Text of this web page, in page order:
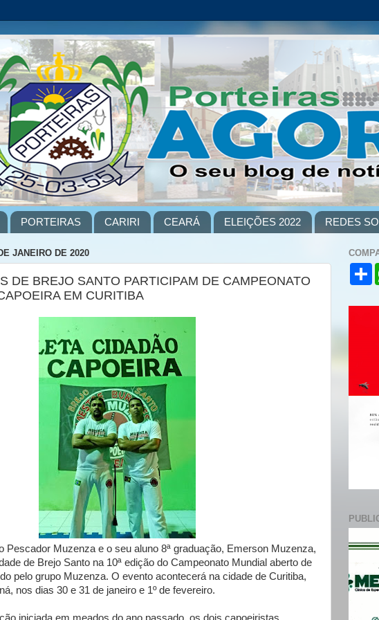
PORTEIRAS CARIRI CEARÁ ELEIÇÕES 2022 REDES
JANEIRO DE 2020
DE BREJO SANTO PARTICIPAM DE CAMPEONATO
EM CURITIBA
Pescador Muzenza e o seu aluno 8ª graduação, Emerson Muzenza,
de Brejo Santo na 10ª edição do Campeonato Mundial aberto de
pelo grupo Muzenza. O evento acontecerá na cidade de Curitiba,
nos dias 30 e 31 de janeiro e 1º de fevereiro.
S